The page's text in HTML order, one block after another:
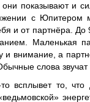
показывают и
с Юпитером
и от партнёра. До
Маленькая
и внимание, а
слова звучат
всплывет то,